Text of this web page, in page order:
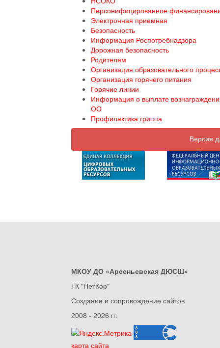
Персонифицированное
Электронная приемная
Безопасность
Информация Роспотребнадзора
Дорожная безопасность
Родителям
Организация образовательного
Организация горячего питания
Горячие линии
Информация о выплате
ОО
Профилактика гриппа
Версия
МКОУ ДО «Арсеньевская ДЮСШ»
ГК "НетКор"
Создание и сопровождение сайтов
2008 - 2026 гг.
карта сайта